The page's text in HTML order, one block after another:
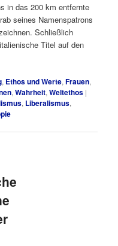
in das 200 km entfernte
seines Namenspatrons
Schließlich
Titel auf den
, Ethos und Werte,Frauen,
,Wahrheit,Weltethos |
, Liberalismus,